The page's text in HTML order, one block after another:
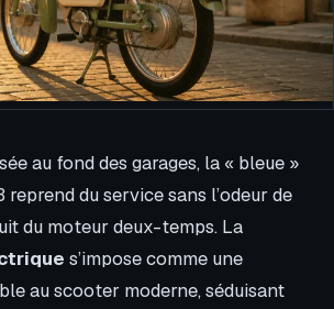
au fond des garages, la « bleue »
reprend du service sans l’odeur de
du moteur deux-temps. La
s’impose comme une
au scooter moderne, séduisant